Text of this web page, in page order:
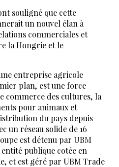
souligné que cette
un nouvel élan à
commerciales et
la Hongrie et le
entreprise agricole
plan, est une force
commerce des cultures, la
pour animaux et
du pays depuis
un réseau solide de 16
est détenu par UBM
publique cotée en
et est géré par UBM Trade